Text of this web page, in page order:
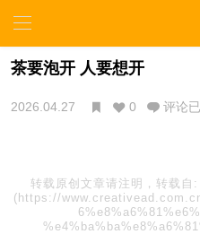
茶要泡开 人要想开
2026.04.27 0 评论
转载原创文章请注明，转载自:
(https://